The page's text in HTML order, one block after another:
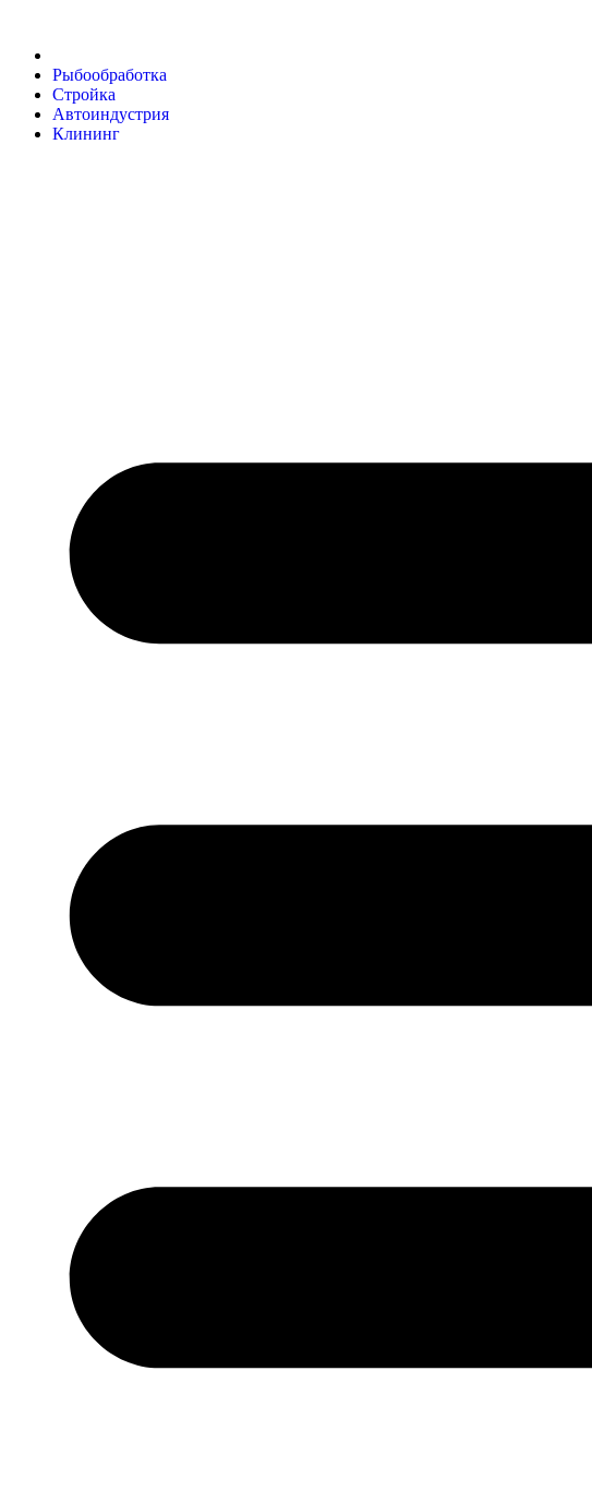
Рыбообработка
Стройка
Автоиндустрия
Клининг